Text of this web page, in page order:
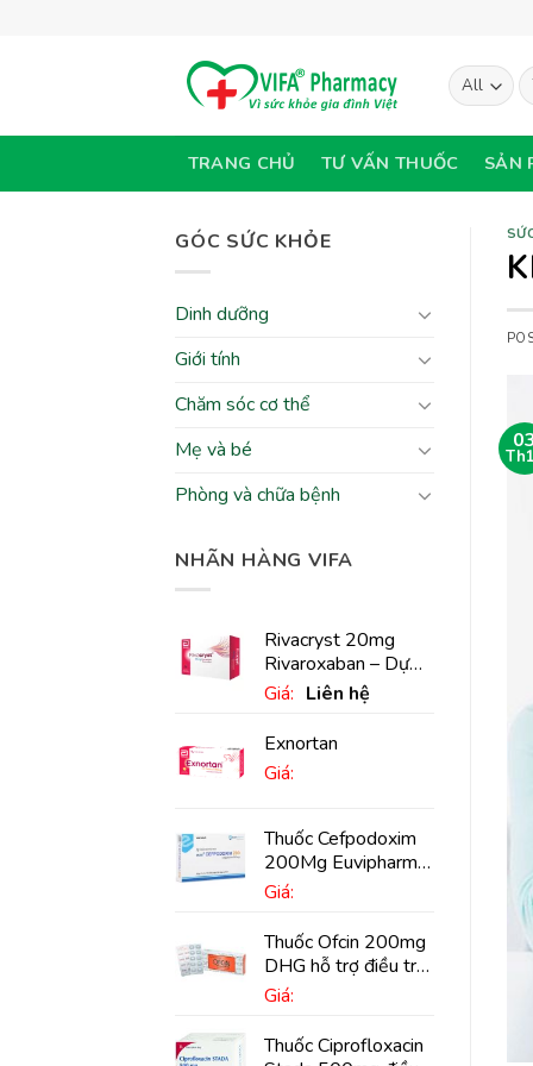
TRANG CHỦ TƯ VẤN THUỐC SẢN
GÓC SỨC KHỎE
Dinh dưỡng
Giới tính
Chăm sóc cơ thể
Mẹ và bé
Phòng và chữa bệnh
NHÃN HÀNG VIFA
Rivacryst 20mg
Rivaroxaban – Dự
phòng đột quỵ,
huyết khối tĩnh mạch
Giá: Liên hệ
Exnortan
Giá:
Thuốc Cefpodoxim
200Mg Euvipharm
điều trị nhiễm khuẩn
Giá:
Thuốc Ofcin 200mg
DHG hỗ trợ điều trị
viêm phế quản nặng
Giá:
Thuốc Ciprofloxacin
03